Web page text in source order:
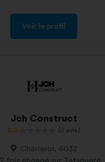
Voir le profil
Jch Construct
0,0 (0 avis)
Charleroi, 6032